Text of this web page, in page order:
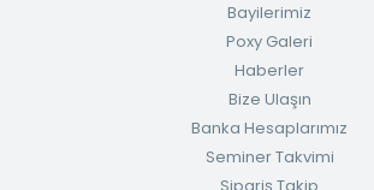
Bayilerimiz
Poxy Galeri
Haberler
Bize Ulaşın
Banka Hesaplarımız
Seminer Takvimi